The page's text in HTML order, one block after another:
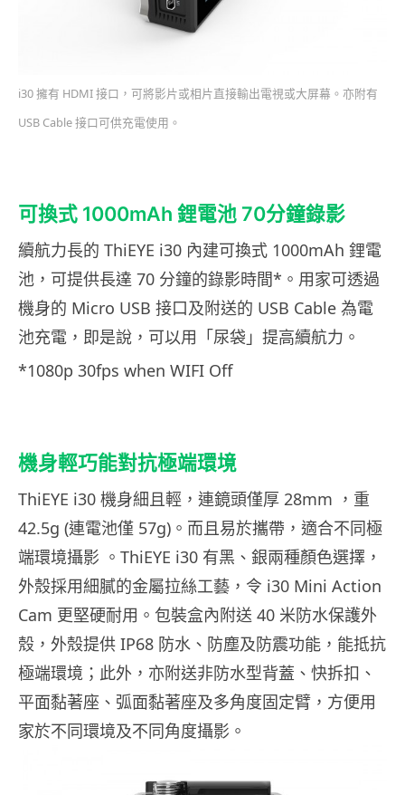
i30 擁有 HDMI 接口，可將影片或相片直接輸出電視或大屏幕。亦附有
USB Cable 接口可供充電使用。
可換式 1000mAh 鋰電池 70分鐘錄影
續航力長的 ThiEYE i30 內建可換式 1000mAh 鋰電
池，可提供長達 70 分鐘的錄影時間*。用家可透過
機身的 Micro USB 接口及附送的 USB Cable 為電
池充電，即是說，可以用「尿袋」提高續航力。
*1080p 30fps when WIFI Off
機身輕巧能對抗極端環境
ThiEYE i30 機身細且輕，連鏡頭僅厚 28mm ，重
42.5g (連電池僅 57g)。而且易於攜帶，適合不同極
端環境攝影 。ThiEYE i30 有黑、銀兩種顏色選擇，
外殼採用細膩的金屬拉絲工藝，令 i30 Mini Action
Cam 更堅硬耐用。包裝盒內附送 40 米防水保護外
殼，外殼提供 IP68 防水、防塵及防震功能，能抵抗
極端環境；此外，亦附送非防水型背蓋、快拆扣、
平面黏著座、弧面黏著座及多角度固定臂，方便用
家於不同環境及不同角度攝影。